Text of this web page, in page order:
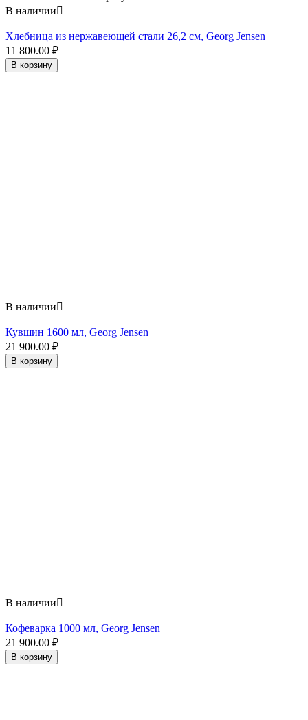
В наличии
Хлебница из нержавеющей стали 26,2 см, Georg Jensen
11 800.00 ₽
В корзину
В наличии
Кувшин 1600 мл, Georg Jensen
21 900.00 ₽
В корзину
В наличии
Кофеварка 1000 мл, Georg Jensen
21 900.00 ₽
В корзину